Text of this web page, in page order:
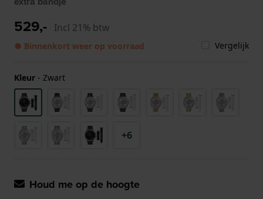
529,- Incl 21% btw
● Binnenkort weer op voorraad Vergelijk
Kleur - Zwart
+6
Houd me op de hoogte